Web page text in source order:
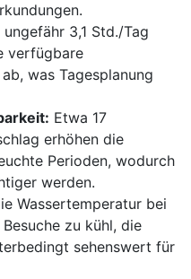
ungefähr 3,1 Std./Tag
verfügbare
was Tagesplanung
Etwa 17
erhöhen die
Perioden, wodurch
werden.
Wassertemperatur bei
zu kühl, die
sehenswert für